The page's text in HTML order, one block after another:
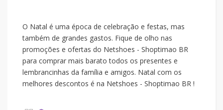
O Natal é uma época de celebração e festas, mas
também de grandes gastos. Fique de olho nas
promoções e ofertas do Netshoes - Shoptimao BR
para comprar mais barato todos os presentes e
lembrancinhas da família e amigos. Natal com os
melhores descontos é na Netshoes - Shoptimao BR !